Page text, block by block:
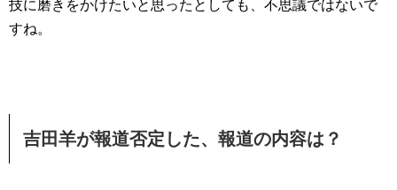
技に磨きをかけたいと思ったとしても、不思議ではないで
すね。
吉田羊が報道否定した、報道の内容は？